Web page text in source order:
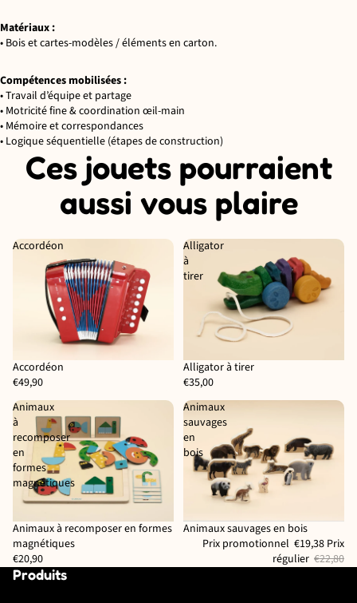
Matériaux :
• Bois et cartes-modèles / éléments en carton.
Compétences mobilisées :
• Travail d’équipe et partage
• Motricité fine & coordination œil-main
• Mémoire et correspondances
• Logique séquentielle (étapes de construction)
Ces jouets pourraient
aussi vous plaire
Accordéon
Accordéon
€49,90
Alligator
à
tirer
Épuisé
Alligator à tirer
€35,00
Animaux
à
recomposer
en
formes
magnétiques
Animaux à recomposer en formes
magnétiques
€20,90
Animaux
sauvages
en
bois
Reconditionné
Animaux sauvages en bois
Prix promotionnel €19,38 Prix
régulier €22,80
Produits